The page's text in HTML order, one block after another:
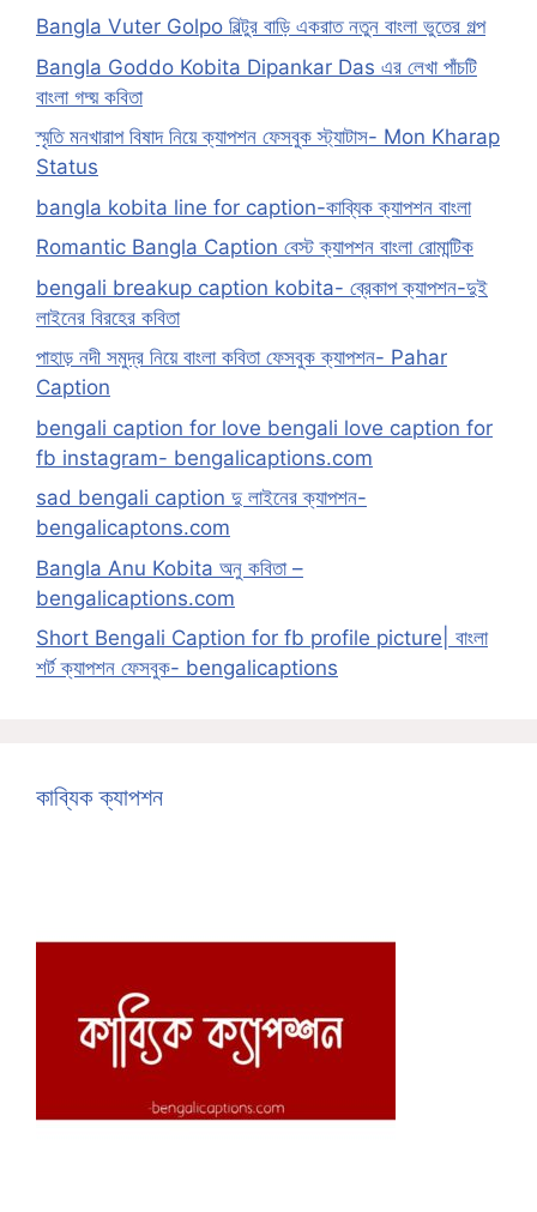
Bangla Vuter Golpo বিল্টুর বাড়ি একরাত নতুন বাংলা ভুতের গল্প
Bangla Goddo Kobita Dipankar Das এর লেখা পাঁচটি
বাংলা গদ্য় কবিতা
স্মৃতি মনখারাপ বিষাদ নিয়ে ক্যাপশন ফেসবুক স্ট্যাটাস- Mon Kharap
Status
bangla kobita line for caption-কাব্যিক ক্যাপশন বাংলা
Romantic Bangla Caption বেস্ট ক্যাপশন বাংলা রোমান্টিক
bengali breakup caption kobita- ব্রেকাপ ক্যাপশন-দুই
লাইনের বিরহের কবিতা
পাহাড় নদী সমুদ্র নিয়ে বাংলা কবিতা ফেসবুক ক্যাপশন- Pahar
Caption
bengali caption for love bengali love caption for
fb instagram- bengalicaptions.com
sad bengali caption দু লাইনের ক্যাপশন-
bengalicaptons.com
Bangla Anu Kobita অনু কবিতা –
bengalicaptions.com
Short Bengali Caption for fb profile picture| বাংলা
শর্ট ক্যাপশন ফেসবুক- bengalicaptions
কাব্যিক ক্যাপশন